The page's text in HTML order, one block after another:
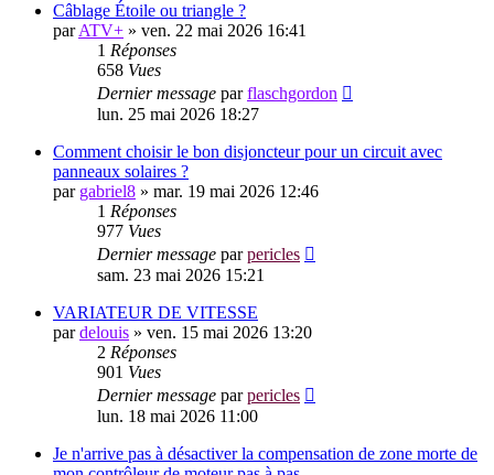
Câblage Étoile ou triangle ?
parATV+ » ven. 22 mai 2026 16:41
1 Réponses
658 Vues
Dernier message parflaschgordon
lun. 25 mai 2026 18:27
Comment choisir le bon disjoncteur pour un circuit avec
panneaux solaires ?
par gabriel8 » mar. 19 mai 2026 12:46
1 Réponses
977 Vues
Dernier message parpericles
sam. 23 mai 2026 15:21
VARIATEUR DE VITESSE
pardelouis » ven. 15 mai 2026 13:20
2 Réponses
901 Vues
Dernier message parpericles
lun. 18 mai 2026 11:00
Je n'arrive pas à désactiver la compensation de zone morte de